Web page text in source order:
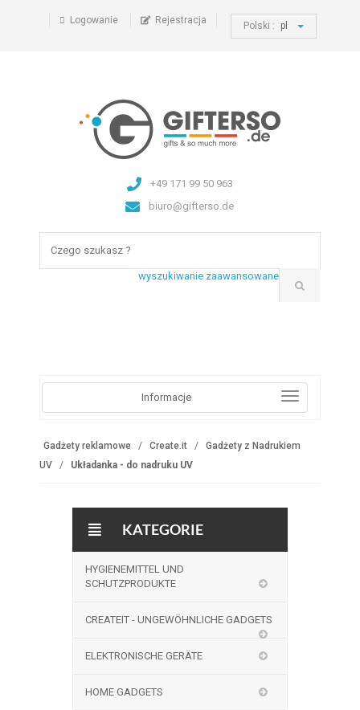
Logowanie Rejestracja Polski : pl
+49 171 99 50 963
biuro@gifterso.de
wyszukiwanie zaawansowane
Informacje
Gadżety reklamowe Create.it
Gadżety z Nadrukiem
UV
Układanka - do nadruku UV
KATEGORIE
HYGIENEMITTEL UND
SCHUTZPRODUKTE
CREATEIT - UNGEWÖHNLICHE GADGETS
ELEKTRONISCHE GERÄTE
HOME GADGETS